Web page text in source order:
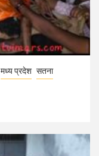
मध्य प्रदेश सतना